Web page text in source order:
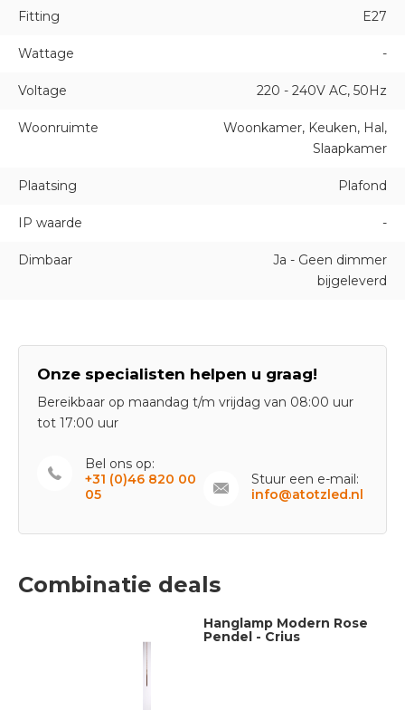
Fitting E27
Wattage -
Voltage 220 - 240V AC, 50Hz
Woonruimte
Woonkamer, Keuken, Hal,
Slaapkamer
Plaatsing Plafond
IP waarde -
Dimbaar
Ja - Geen dimmer
bijgeleverd
Onze specialisten helpen u graag!
Bereikbaar op maandag t/m vrijdag van 08:00 uur
tot 17:00 uur
Bel ons op:
+31 (0)46 820 00
05
Stuur een e-mail:
info@atotzled.nl
Combinatie deals
Hanglamp Modern Rose
Pendel - Crius